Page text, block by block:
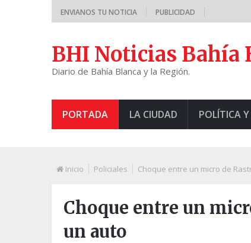
ENVIANOS TU NOTICIA PUBLICIDAD
BHI Noticias Bahía
Diario de Bahía Blanca y la Región.
PORTADA LA CIUDAD POLÍTICA
Inicio Policiales Choque entre un micro de
Choque entre un
un auto